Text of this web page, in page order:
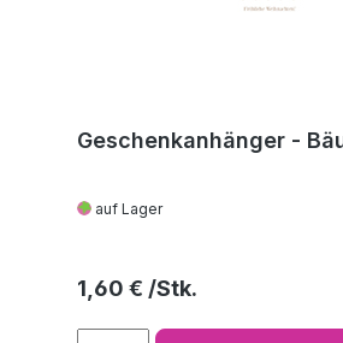
Geschenkanhänger -
auf Lager
Regulärer Preis:
1,60 €